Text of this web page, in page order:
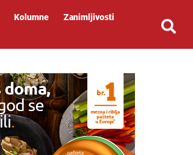
Kolumne
Zanimljivosti